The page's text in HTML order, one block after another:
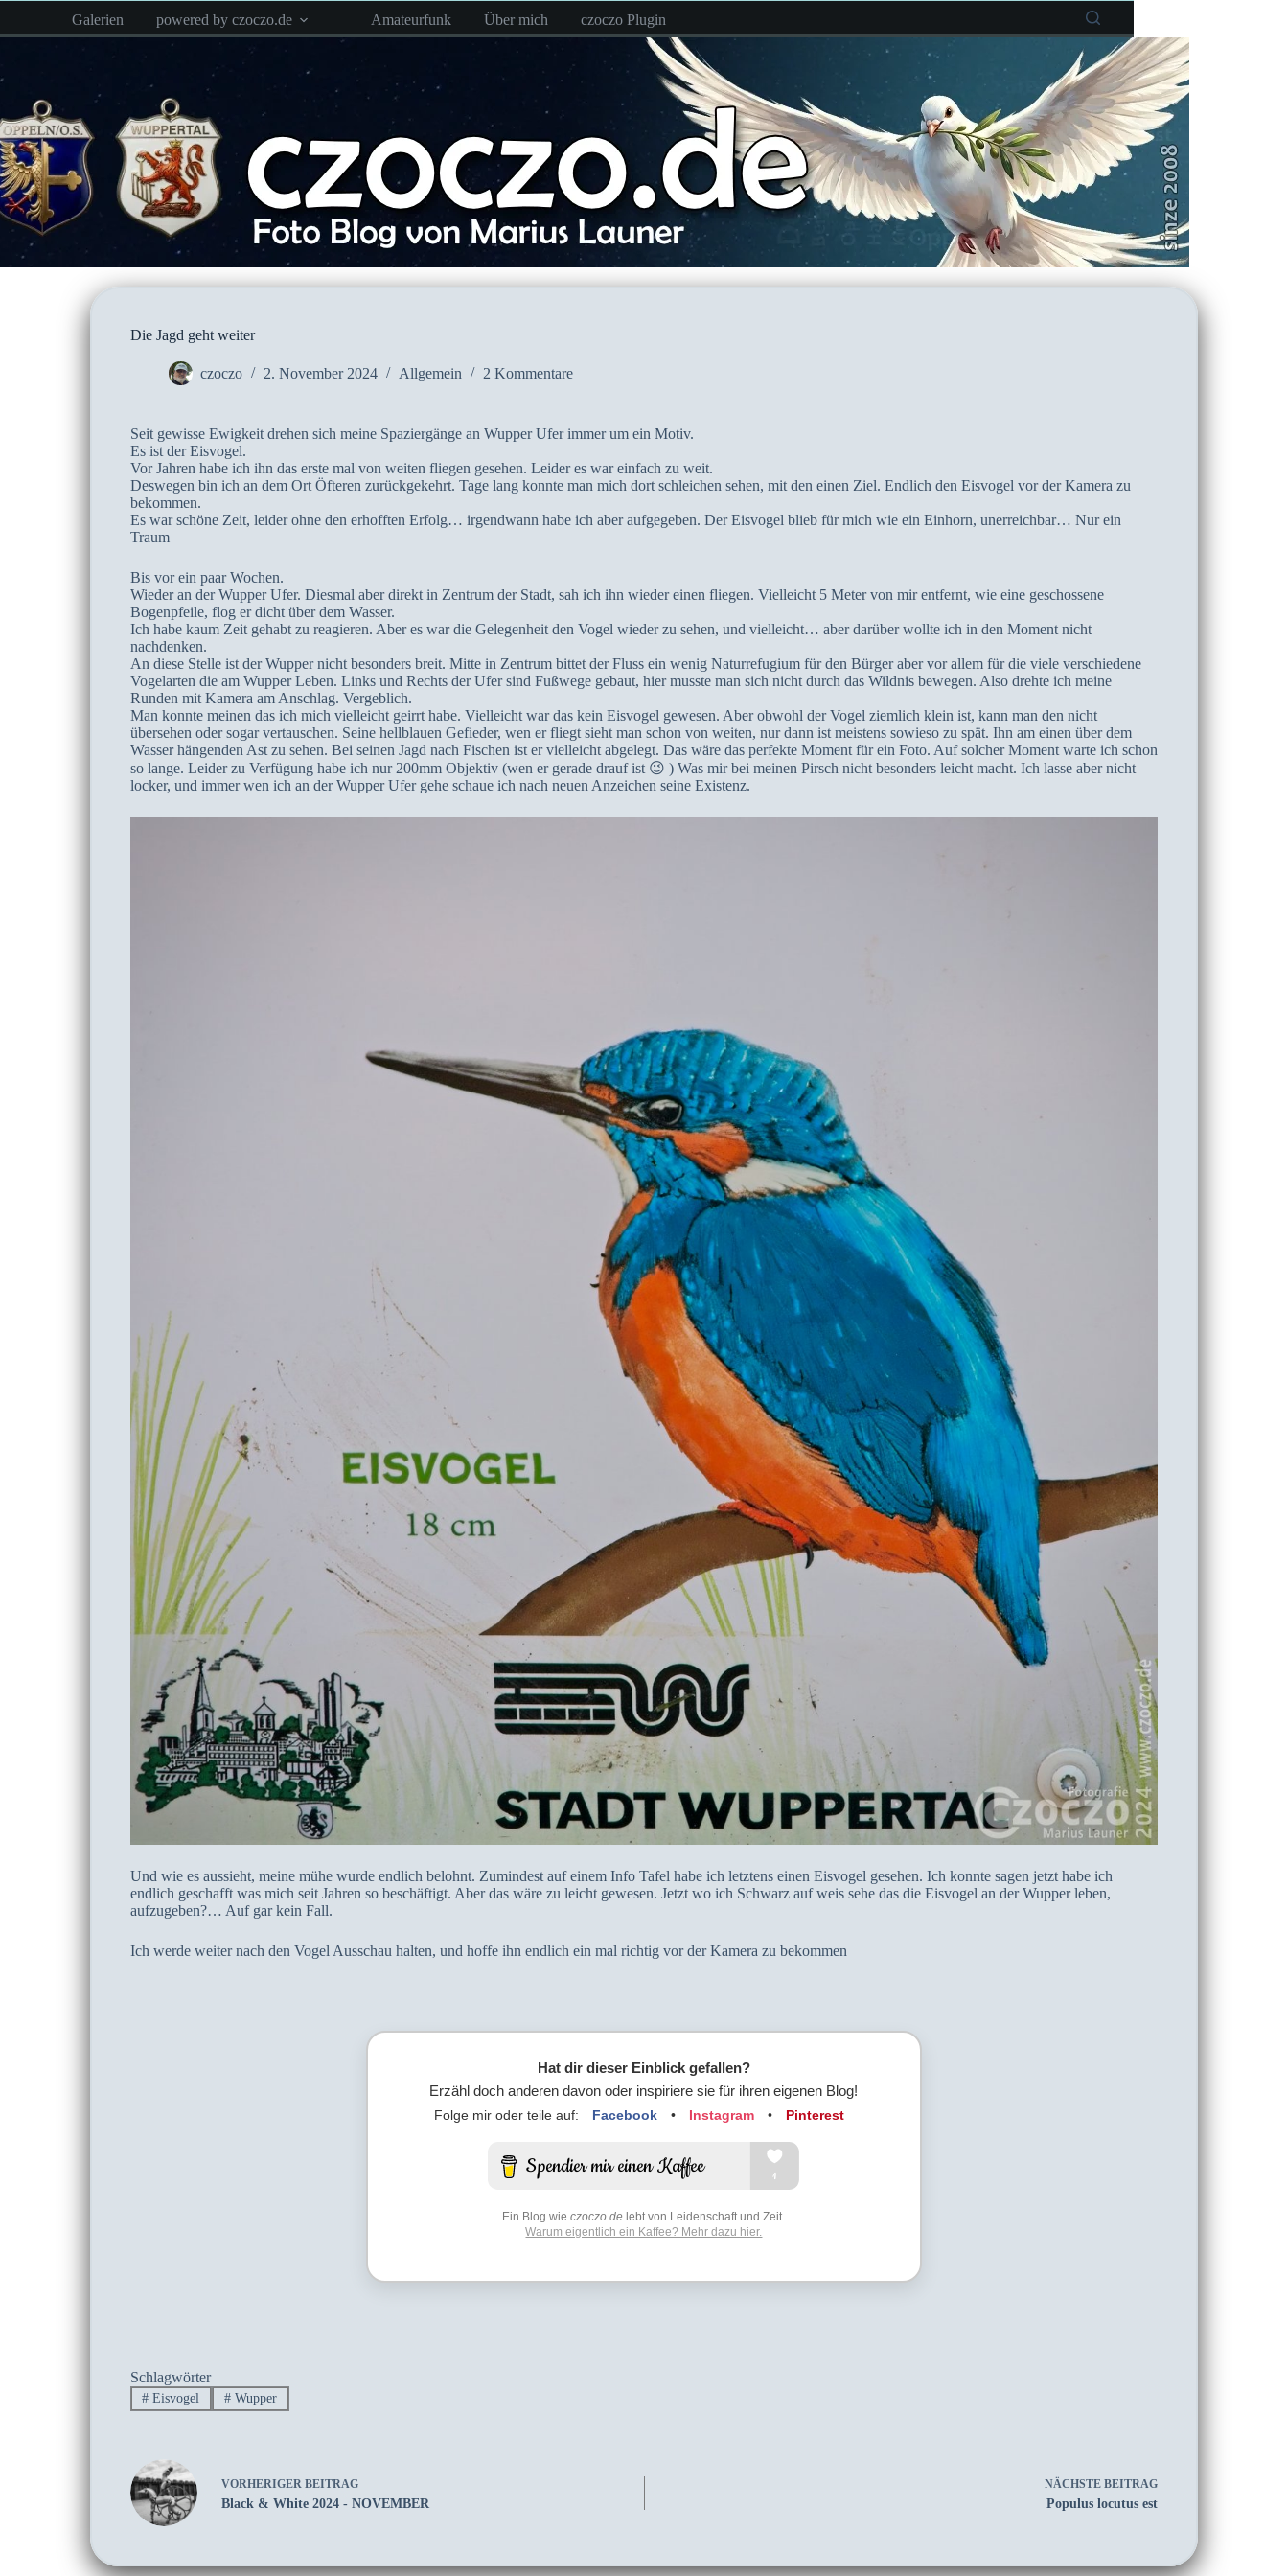
springen
Galerien powered by czoczo.de Amateurfunk Über mich czoczo Plugin
Die Jagd geht weiter
czoczo 2. November 2024 Allgemein 2 Kommentare
Seit gewisse Ewigkeit drehen sich meine Spaziergänge an Wupper Ufer immer um ein Motiv.
Es ist der Eisvogel.
Vor Jahren habe ich ihn das erste mal von weiten fliegen gesehen. Leider es war einfach zu weit.
Deswegen bin ich an dem Ort Öfteren zurückgekehrt. Tage lang konnte man mich dort schleichen sehen, mit den einen Ziel. Endlich den Eisvogel vor der Kamera zu
bekommen.
Es war schöne Zeit, leider ohne den erhofften Erfolg… irgendwann habe ich aber aufgegeben. Der Eisvogel blieb für mich wie ein Einhorn, unerreichbar… Nur ein
Traum
Bis vor ein paar Wochen.
Wieder an der Wupper Ufer. Diesmal aber direkt in Zentrum der Stadt, sah ich ihn wieder einen fliegen. Vielleicht 5 Meter von mir entfernt, wie eine geschossene
Bogenpfeile, flog er dicht über dem Wasser.
Ich habe kaum Zeit gehabt zu reagieren. Aber es war die Gelegenheit den Vogel wieder zu sehen, und vielleicht… aber darüber wollte ich in den Moment nicht
nachdenken.
An diese Stelle ist der Wupper nicht besonders breit. Mitte in Zentrum bittet der Fluss ein wenig Naturrefugium für den Bürger aber vor allem für die viele verschiedene
Vogelarten die am Wupper Leben. Links und Rechts der Ufer sind Fußwege gebaut, hier musste man sich nicht durch das Wildnis bewegen. Also drehte ich meine
Runden mit Kamera am Anschlag. Vergeblich.
Man konnte meinen das ich mich vielleicht geirrt habe. Vielleicht war das kein Eisvogel gewesen. Aber obwohl der Vogel ziemlich klein ist, kann man den nicht
übersehen oder sogar vertauschen. Seine hellblauen Gefieder, wen er fliegt sieht man schon von weiten, nur dann ist meistens sowieso zu spät. Ihn am einen über dem
Wasser hängenden Ast zu sehen. Bei seinen Jagd nach Fischen ist er vielleicht abgelegt. Das wäre das perfekte Moment für ein Foto. Auf solcher Moment warte ich schon
so lange. Leider zu Verfügung habe ich nur 200mm Objektiv (wen er gerade drauf ist 😉 ) Was mir bei meinen Pirsch nicht besonders leicht macht. Ich lasse aber nicht
locker, und immer wen ich an der Wupper Ufer gehe schaue ich nach neuen Anzeichen seine Existenz.
Und wie es aussieht, meine mühe wurde endlich belohnt. Zumindest auf einem Info Tafel habe ich letztens einen Eisvogel gesehen. Ich konnte sagen jetzt habe ich
endlich geschafft was mich seit Jahren so beschäftigt. Aber das wäre zu leicht gewesen. Jetzt wo ich Schwarz auf weis sehe das die Eisvogel an der Wupper leben,
aufzugeben?… Auf gar kein Fall.
Ich werde weiter nach den Vogel Ausschau halten, und hoffe ihn endlich ein mal richtig vor der Kamera zu bekommen
Hat dir dieser Einblick gefallen?
Erzähl doch anderen davon oder inspiriere sie für ihren eigenen Blog!
Folge mir oder teile auf: Facebook • Instagram • Pinterest
Ein Blog wieczoczo.de lebt von Leidenschaft und Zeit.
Warum eigentlich ein Kaffee? Mehr dazu hier.
Schlagwörter
# Eisvogel # Wupper
VORHERIGER BEITRAG
Black & White 2024 - NOVEMBER
NÄCHSTEBEITRAG
Populus locutus est